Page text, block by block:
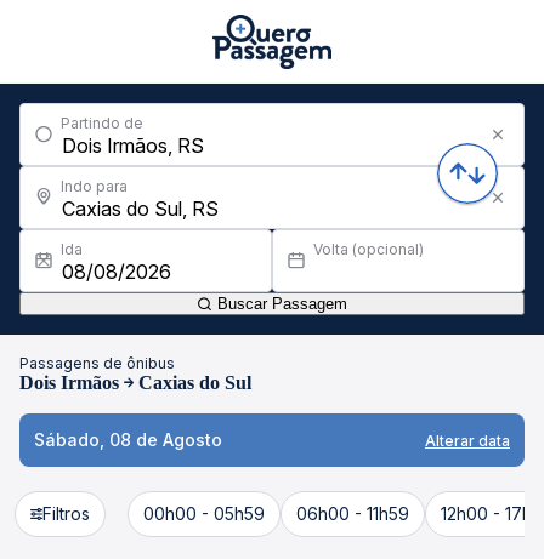
Partindo de
Indo para
Ida Volta (opcional)
Buscar Passagem
Passagens de ônibus
Dois Irmãos Caxias do Sul
Sábado, 08 de Agosto Alterar data
Filtros 00h00 - 05h59 06h00 - 11h59 12h00 -